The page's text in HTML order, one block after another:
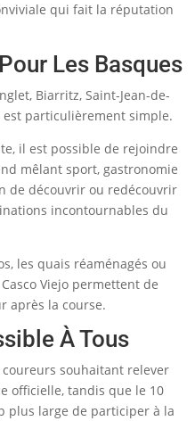
qui fait la réputation
Les Basques
Biarritz, Saint-Jean-de-
est particulièrement simple.
il est possible de rejoindre
mêlant sport, gastronomie
de découvrir ou redécouvrir
incontournables du
les quais réaménagés ou
Viejo permettent de
après la course.
À Tous
souhaitant relever
officielle, tandis que le 10
plus large de participer à la